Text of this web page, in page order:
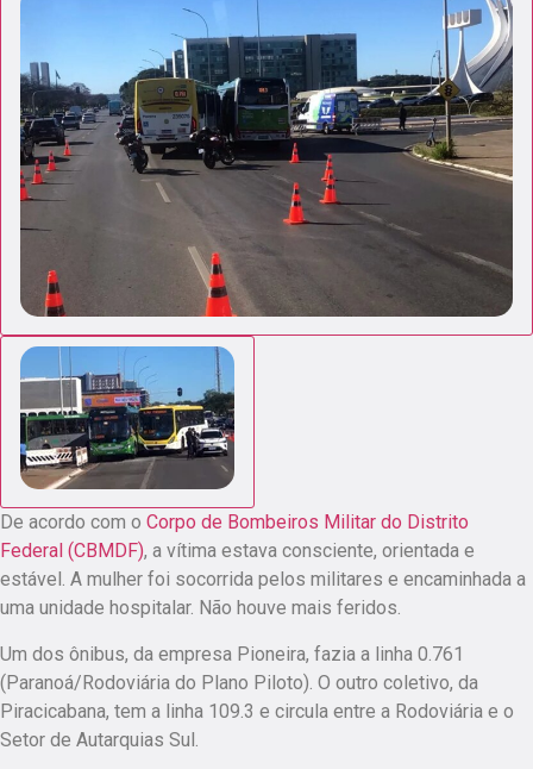
De acordo com o Corpo de Bombeiros Militar do Distrito
Federal (CBMDF), a vítima estava consciente, orientada e
estável. A mulher foi socorrida pelos militares e encaminhada a
uma unidade hospitalar. Não houve mais feridos.
Um dos ônibus, da empresa Pioneira, fazia a linha 0.761
(Paranoá/Rodoviária do Plano Piloto). O outro coletivo, da
Piracicabana, tem a linha 109.3 e circula entre a Rodoviária e o
Setor de Autarquias Sul.